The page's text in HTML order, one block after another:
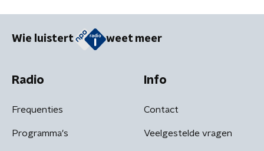
Wie luistert weet meer
Radio
Frequenties
Programma's
Info
Contact
Veelgestelde vragen